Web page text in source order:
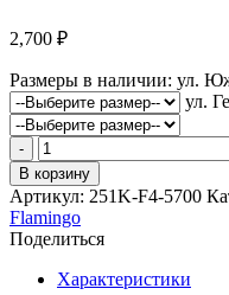
2,700 ₽
Размеры в наличии: ул.
ул.
Количество
товара
Кроссовки
flamingo
В корзину
Артикул: 251K-F4-5700
Flamingo
Поделиться
Характеристики